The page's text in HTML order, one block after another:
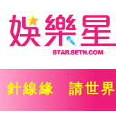
針線緣 請世